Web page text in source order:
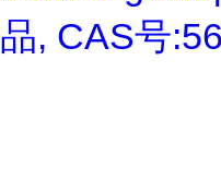
品, CAS号